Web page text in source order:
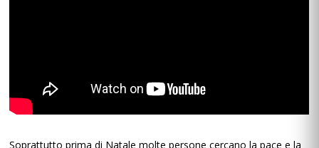
Soprattutto prima di Natale molte persone cercano la pace e la